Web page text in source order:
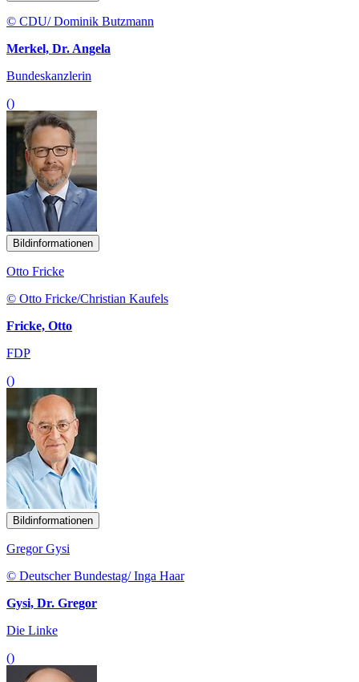
© CDU/ Dominik Butzmann
Merkel, Dr. Angela
Bundeskanzlerin
()
Bildinformationen
Otto Fricke
© Otto Fricke/Christian Kaufels
Fricke, Otto
FDP
()
Bildinformationen
Gregor Gysi
© Deutscher Bundestag/ Inga Haar
Gysi, Dr. Gregor
Die Linke
()